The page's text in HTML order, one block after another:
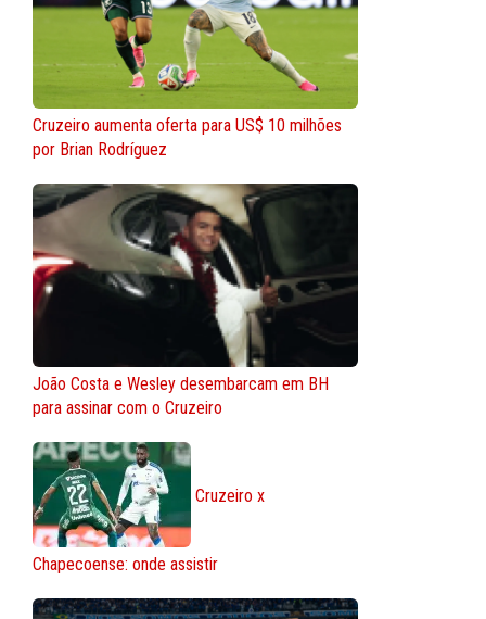
Cruzeiro aumenta oferta para US$ 10 milhões
por Brian Rodríguez
João Costa e Wesley desembarcam em BH
para assinar com o Cruzeiro
Cruzeiro x
Chapecoense: onde assistir